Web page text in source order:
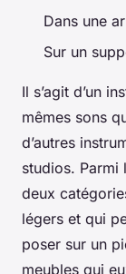
Dans une
Sur un
Il s’agit d’un
mêmes sons
d’autres
studios. Parmi
deux
légers et qui
poser sur un
meubles qui